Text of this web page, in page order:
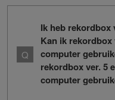
Ik heb rekordbox
Kan ik rekordbox
computer
rekordbox ver. 5
computer